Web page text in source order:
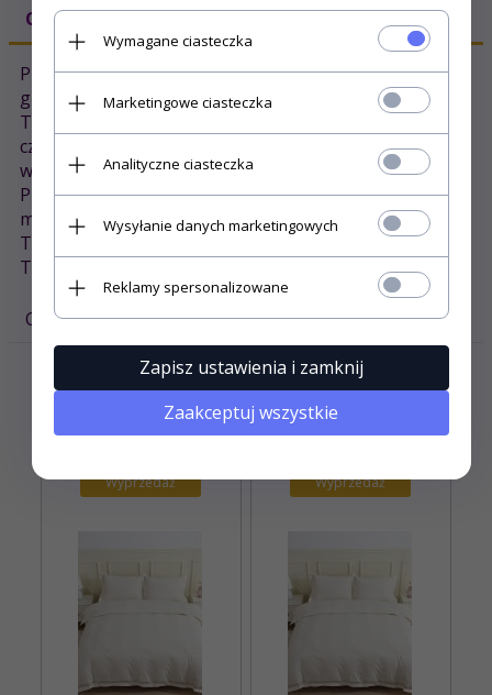
OPIS PRODUKTU
Prześcieradło wykonane z wysokiej jakości bawełny, o
gęstym splocie.
Tkanina produkowana jest z najwyższej jakości przędz
czesanych, które sprawiają , że jest ona delikatna i miła
w dotyku.
Prześcieradło z gumką w tunelu do 30 cm. wysokości
materaca.
Temp. prania 40C.
Tkanina posiada certyfikat Oeko-Tex
OPINIE KLIENTÓW
POLECAMY DO TEGO PRODUKTU
Wyprzedaż Wyprzedaż
Wymagane ciasteczka
Marketingowe ciasteczka
Analityczne ciasteczka
Wysyłanie danych marketingowych
Reklamy spersonalizowane
Zapisz ustawienia i zamknij
Zaakceptuj wszystkie